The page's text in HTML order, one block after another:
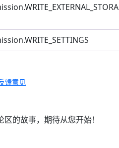
馈意见
的故事，期待从您开始！